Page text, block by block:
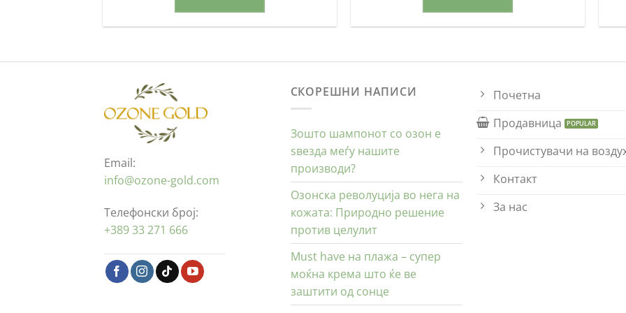
Email:
info@ozone-gold.com
Телефонски број:
+389 33 271 666
СКОРЕШНИ НАПИСИ
Зошто шампонот со озон е
ѕвезда меѓу нашите
производи?
Озонска револуција во нега на
кожата: Природно решение
против целулит
Must have на плажа – супер
моќна крема што ќе ве
заштити од сонце
Почетна
Продавница
Прочистувачи на
Контакт
За нас